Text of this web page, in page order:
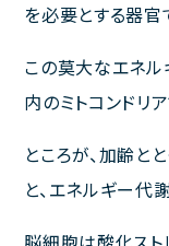
診療時間
を必要とする器官
この莫大なエネル
内のミトコンドリア
ところが、加齢と
と、エネルギー代